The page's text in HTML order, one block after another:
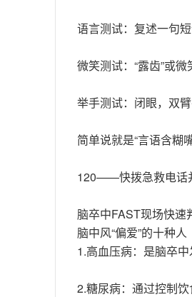
语言测试：复述一句
微笑测试：“露齿”或
举手测试：闭眼，双
简单说就是“言语含糊
120——快拨急救电话
脑卒中FAST现场快速
脑中风“偏爱”的十种人
1.高血压病：是脑卒
2.糖尿病：通过控制